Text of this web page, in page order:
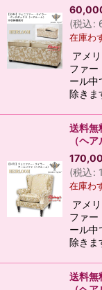
(税込:
在庫わ
アメ
ファー
ール中
除きま
送料無
（ヘ
(税込:
在庫わ
アメ
ファー
ール中
除きま
送料無